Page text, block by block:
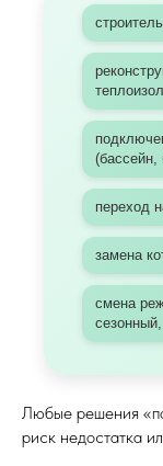
(бассейн,
переход
замена
смена
Любые решения
риск недостатка